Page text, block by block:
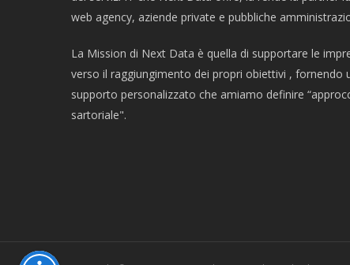
web agency, aziende private e pubbliche
La Mission di Next Data è quella di supportare le
verso il raggiungimento dei propri obiettivi , fornendo
supporto personalizzato che amiamo definire
sartoriale".